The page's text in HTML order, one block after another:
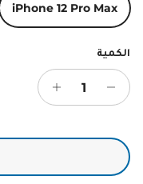
iPhone 12 Pro Max
الكمية